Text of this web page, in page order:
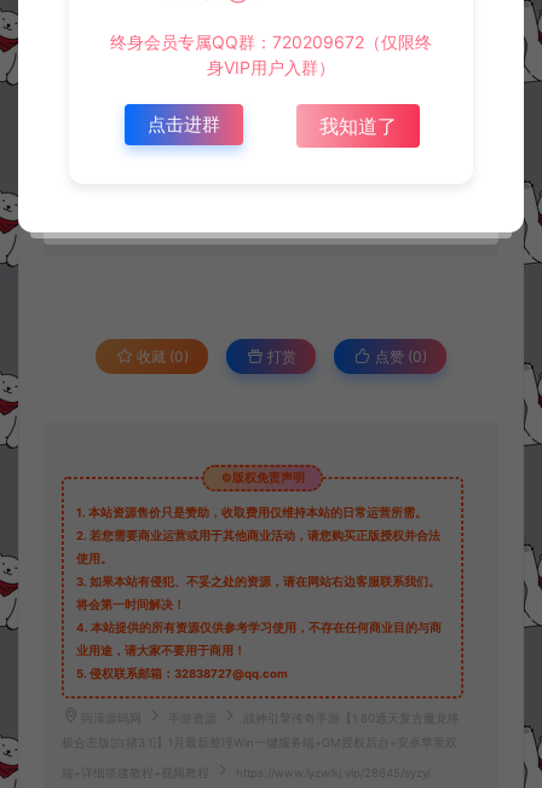
收藏 (0) 打赏 点赞 (0)
©版权免责声明
1. 本站资源售价只是赞助，收取费用仅维持本站的日常运营所需。
2. 若您需要商业运营或用于其他商业活动，请您购买正版授权并合法
使用。
3. 如果本站有侵犯、不妥之处的资源，请在网站右边客服联系我们。
将会第一时间解决！
4. 本站提供的所有资源仅供参考学习使用，不存在任何商业目的与商
业用途，请大家不要用于商用！
5. 侵权联系邮箱：32838727@qq.com
阿泽源码网 手游资源
战神引擎传奇手游【1.80通天复古魔龙终
极合击版[白猪3.1]】1月最新整理Win一键服务端+GM授权后台+安卓苹果双
端+详细搭建教程+视频教程 https://www.lyzwlkj.vip/28645/syzy/
终身会员专属QQ群：720209672（仅限终
身VIP用户入群）
点击进群 我知道了